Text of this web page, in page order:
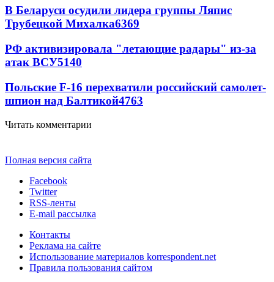
В Беларуси осудили лидера группы Ляпис
Трубецкой Михалка6369
РФ активизировала "летающие радары" из-за
атак ВСУ5140
Польские F-16 перехватили российский самолет-
шпион над Балтикой4763
Читать комментарии
Полная версия сайта
Facebook
Twitter
RSS-ленты
E-mail рассылка
Контакты
Реклама на сайте
Использование материалов korrespondent.net
Правила пользования сайтом